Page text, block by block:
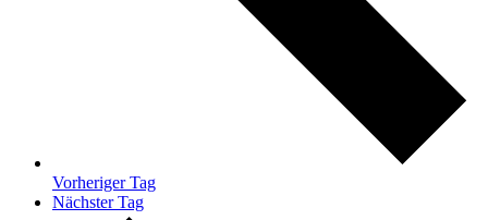
Vorheriger Tag
Nächster Tag